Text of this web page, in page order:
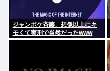
ジャンポケ斉藤、想像以上にキ
モくて実刑で当然だったwww